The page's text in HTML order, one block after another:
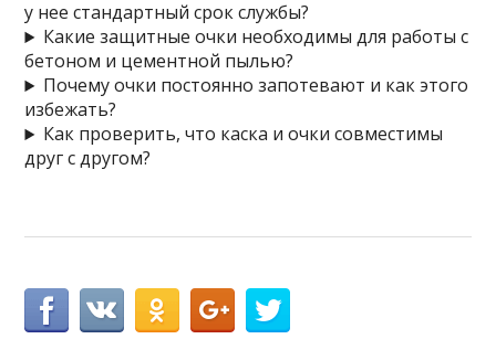
у нее стандартный срок службы?
Какие защитные очки необходимы для работы с
бетоном и цементной пылью?
Почему очки постоянно запотевают и как этого
избежать?
Как проверить, что каска и очки совместимы
друг с другом?